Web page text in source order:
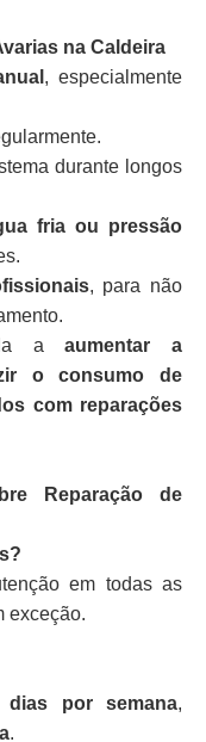
na Caldeira
, especialmente
durante longos
fria ou pressão
, para não
aaumentar a
o consumo de
com reparações
Reparação de
em todas as
exceção.
por semana,
.